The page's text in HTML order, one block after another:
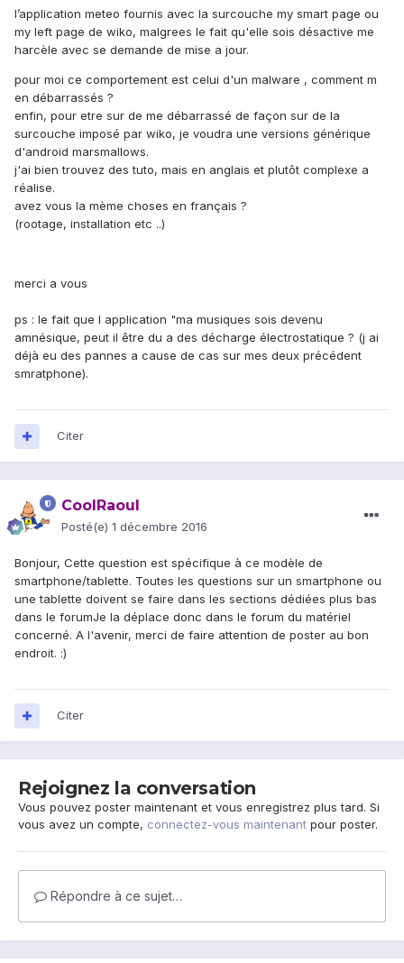
l’application meteo fournis avec la surcouche my smart page ou
my left page de wiko, malgrees le fait qu'elle sois désactive me
harcèle avec se demande de mise a jour.
pour moi ce comportement est celui d'un malware , comment m
en débarrassés ?
enfin, pour etre sur de me débarrassé de façon sur de la
surcouche imposé par wiko, je voudra une versions générique
d'android marsmallows.
j'ai bien trouvez des tuto, mais en anglais et plutôt complexe a
réalise.
avez vous la mème choses en français ?
(rootage, installation etc ..)
merci a vous
ps : le fait que l application "ma musiques sois devenu
amnésique, peut il être du a des décharge électrostatique ? (j ai
déjà eu des pannes a cause de cas sur mes deux précédent
smratphone).
Citer
CoolRaoul
Posté(e) 1 décembre 2016
Bonjour, Cette question est spécifique à ce modèle de
smartphone/tablette. Toutes les questions sur un smartphone ou
une tablette doivent se faire dans les sections dédiées plus bas
dans le forumJe la déplace donc dans le forum du matériel
concerné. A l'avenir, merci de faire attention de poster au bon
endroit. :)
Citer
Rejoignez la conversation
Vous pouvez poster maintenant et vous enregistrez plus tard. Si
vous avez un compte, connectez-vous maintenant pour poster.
Répondre à ce sujet…